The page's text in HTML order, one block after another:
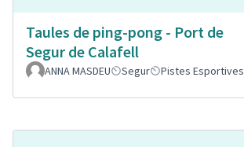
Taules de ping-pong - Port de
Segur de Calafell
ANNA MASDEU Segur Pistes Esportives